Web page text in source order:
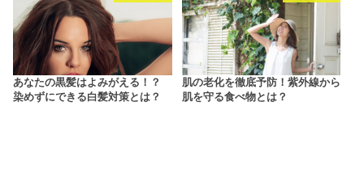
あなたの黒髪はよみがえる！？
染めずにできる白髪対策とは？
肌の老化を徹底予防！紫外線から
肌を守る食べ物とは？